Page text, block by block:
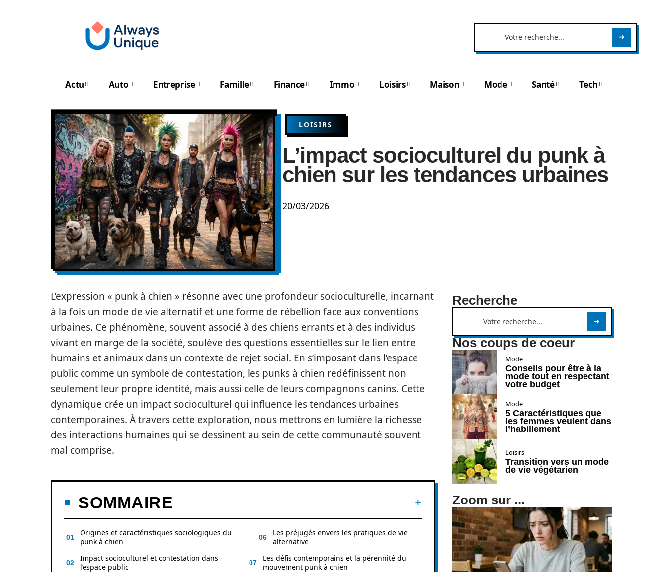
Actu Auto Entreprise Famille Finance Immo Loisirs Maison Mode Santé Tech
LOISIRS
L’impact socioculturel du punk à
chien sur les tendances urbaines
20/03/2026
L’expression « punk à chien » résonne avec une profondeur socioculturelle, incarnant
à la fois un mode de vie alternatif et une forme de rébellion face aux conventions
urbaines. Ce phénomène, souvent associé à des chiens errants et à des individus
vivant en marge de la société, soulève des questions essentielles sur le lien entre
humains et animaux dans un contexte de rejet social. En s’imposant dans l’espace
public comme un symbole de contestation, les punks à chien redéfinissent non
seulement leur propre identité, mais aussi celle de leurs compagnons canins. Cette
dynamique crée un impact socioculturel qui influence les tendances urbaines
contemporaines. À travers cette exploration, nous mettrons en lumière la richesse
des interactions humaines qui se dessinent au sein de cette communauté souvent
mal comprise.
SOMMAIRE
Origines et caractéristiques sociologiques du
punk à chien
Impact socioculturel et contestation dans
l’espace public
Les préjugés envers les pratiques de vie
alternative
Les défis contemporains et la pérennité du
mouvement punk à chien
Recherche
Nos coups de coeur
Mode
Conseils pour être à la
mode tout en respectant
votre budget
Mode
5 Caractéristiques que
les femmes veulent dans
l’habillement
Loisirs
Transition vers un mode
de vie végétarien
Zoom sur ...